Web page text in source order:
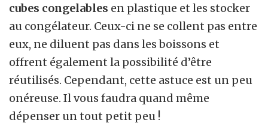
cubes congelables en plastique et les stocker
au congélateur. Ceux-ci ne se collent pas entre
eux, ne diluent pas dans les boissons et
offrent également la possibilité d’être
réutilisés. Cependant, cette astuce est un peu
onéreuse. Il vous faudra quand même
dépenser un tout petit peu !